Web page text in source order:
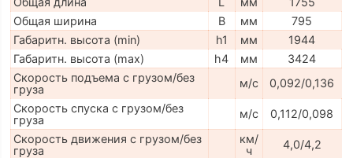
Общая ширина
B мм
795
Габаритн. высота (min)
h1 мм
1944
Габаритн. высота (max)
h4 мм
3424
Скорость подъема с грузом/без
груза
м/с
0,092/0,136
Скорость спуска с грузом/без
груза
м/с
0,112/0,098
Скорость движения с грузом/без
груза
км/
ч
4,0/4,2